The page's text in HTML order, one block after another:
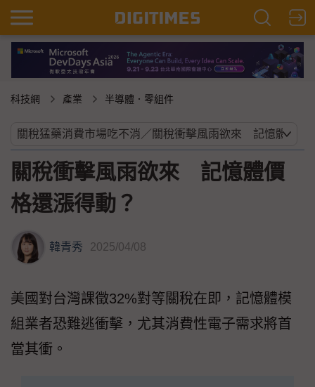
科技網 產業 半導體．零組件
關稅衝擊風雨欲來 記憶體價
格還漲得動？
韓青秀 2025/04/08
美國對台灣課徵32%對等關稅在即，記憶體模
組業者恐難逃衝擊，尤其消費性電子需求將首
當其衝。